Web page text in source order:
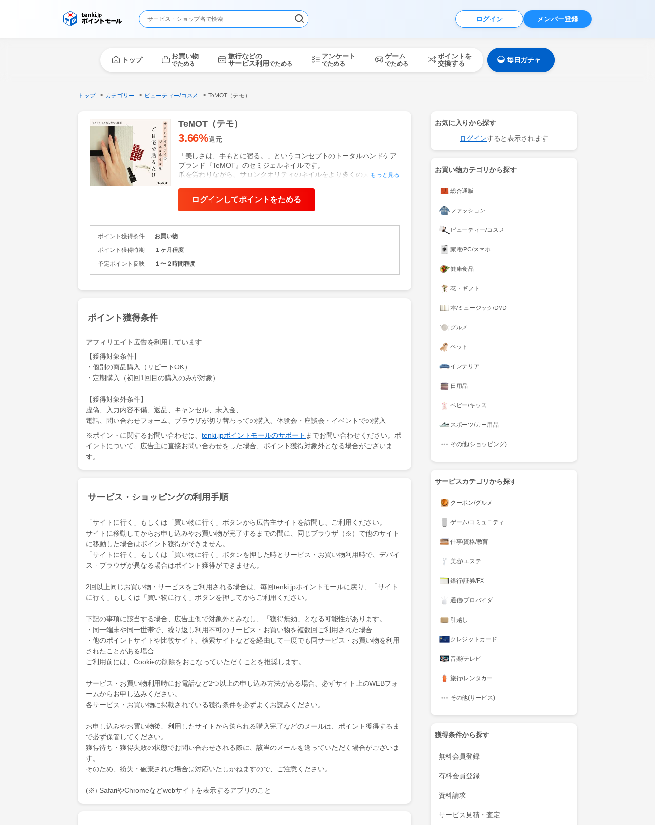
ログイン メンバー登録
トップ お買い物
でためる
旅行などの
サービス利用でためる
アンケート
でためる
ゲーム
でためる
ポイントを
交換する
毎日ガチャ
トップ カテゴリー ビューティー/コスメ TeMOT（テモ）
TeMOT（テモ）
3.66%還元
「美しさは、手もとに宿る。」というコンセプトのトータルハンドケア
ブランド『TeMOT』のセミジェルネイルです。
爪を労わりながら、サロンクオリティのネイルをより多くの人に楽しん
もっと見る
ログインしてポイントをためる
ポイント獲得条件
お買い物
ポイント獲得時期
１ヶ月程度
予定ポイント反映
１〜２時間程度
ポイント獲得条件
アフィリエイト広告を利用しています
【獲得対象条件】
・個別の商品購入（リピートOK）
・定期購入（初回1回目の購入のみが対象）
【獲得対象外条件】
虚偽、入力内容不備、返品、キャンセル、未入金、
電話、問い合わせフォーム、ブラウザが切り替わっての購入、体験会・座談会・イベントでの購入
※ポイントに関するお問い合わせは、 tenki.jpポイントモールのサポート までお問い合わせください。ポ
イントについて、広告主に直接お問い合わせをした場合、ポイント獲得対象外となる場合がございま
す。
サービス・ショッピングの利用手順
「サイトに行く」もしくは「買い物に行く」ボタンから広告主サイトを訪問し、ご利用ください。
サイトに移動してからお申し込みやお買い物が完了するまでの間に、同じブラウザ（※）で他のサイト
に移動した場合はポイント獲得ができません。
「サイトに行く」もしくは「買い物に行く」ボタンを押した時とサービス・お買い物利用時で、デバイ
ス・ブラウザが異なる場合はポイント獲得ができません。
2回以上同じお買い物・サービスをご利用される場合は、毎回tenki.jpポイントモールに戻り、「サイト
に行く」もしくは「買い物に行く」ボタンを押してからご利用ください。
下記の事項に該当する場合、広告主側で対象外とみなし、「獲得無効」となる可能性があります。
・同一端末や同一世帯で、繰り返し利用不可のサービス・お買い物を複数回ご利用された場合
・他のポイントサイトや比較サイト、検索サイトなどを経由して一度でも同サービス・お買い物を利用
されたことがある場合
ご利用前には、Cookieの削除をおこなっていただくことを推奨します。
サービス・お買い物利用時にお電話など2つ以上の申し込み方法がある場合、必ずサイト上のWEBフォ
ームからお申し込みください。
各サービス・お買い物に掲載されている獲得条件を必ずよくお読みください。
お申し込みやお買い物後、利用したサイトから送られる購入完了などのメールは、ポイント獲得するま
で必ず保管してください。
獲得待ち・獲得失敗の状態でお問い合わせされる際に、該当のメールを送っていただく場合がございま
す。
そのため、紛失・破棄された場合は対応いたしかねますので、ご注意ください。
(※) SafariやChromeなどwebサイトを表示するアプリのこと
お気に入りから探す
ログインすると表示されます
お買い物カテゴリから探す
総合通販
ファッション
ビューティー/コスメ
家電/PC/スマホ
健康食品
花・ギフト
本/ミュージック/DVD
グルメ
ペット
インテリア
日用品
ベビー/キッズ
スポーツ/カー用品
その他(ショッピング)
サービスカテゴリから探す
クーポン/グルメ
ゲーム/コミュニティ
仕事/資格/教育
美容/エステ
銀行/証券/FX
通信/プロバイダ
引越し
クレジットカード
音楽/テレビ
旅行/レンタカー
その他(サービス)
獲得条件から探す
無料会員登録
有料会員登録
資料請求
サービス見積・査定